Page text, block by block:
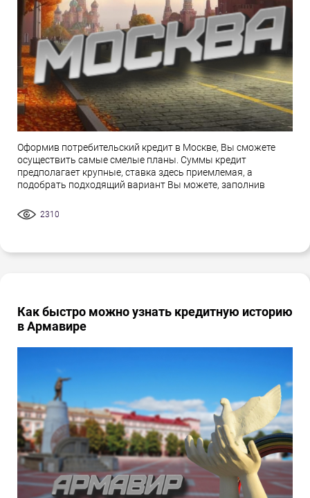
Оформив потребительский кредит в Москве, Вы сможете
осуществить самые смелые планы. Суммы кредит
предполагает крупные, ставка здесь приемлемая, а
подобрать подходящий вариант Вы можете, заполнив
2310
Как быстро можно узнать кредитную историю
в Армавире